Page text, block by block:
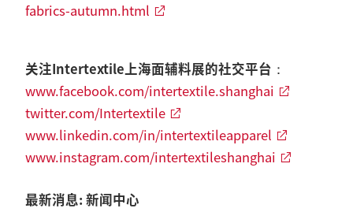
fabrics-autumn.html
关注Intertextile上海面辅料展的社交平台 ：
www.facebook.com/intertextile.shanghai
twitter.com/Intertextile
www.linkedin.com/in/intertextileapparel
www.instagram.com/intertextileshanghai
最新消息: 新闻中心